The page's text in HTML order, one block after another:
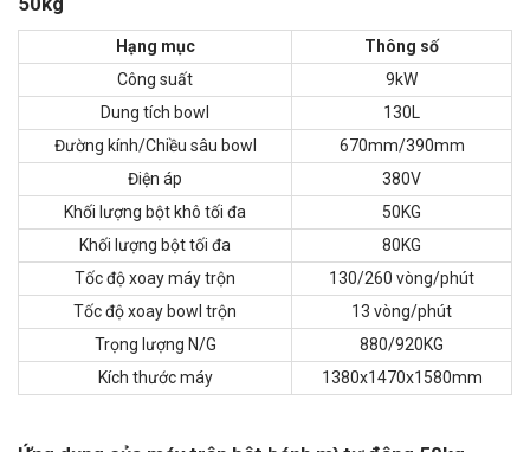
Hạng mục
Thông số
Công suất
9kW
Dung tích bowl
130L
Đường kính/Chiều sâu bowl
670mm/390mm
Điện áp
380V
Khối lượng bột khô tối đa
50KG
Khối lượng bột tối đa
80KG
Tốc độ xoay máy trộn
130/260 vòng/phút
Tốc độ xoay bowl trộn
13 vòng/phút
Trọng lượng N/G
880/920KG
Kích thước máy
1380x1470x1580mm